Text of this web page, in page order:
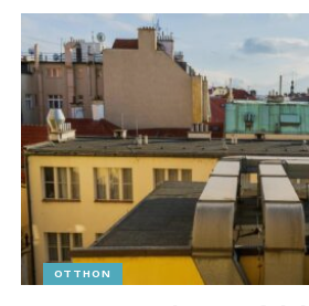
OTTHON